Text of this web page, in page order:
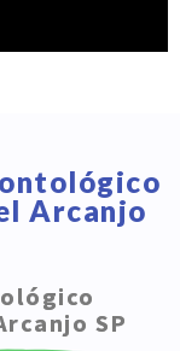
Arcanjo
SP